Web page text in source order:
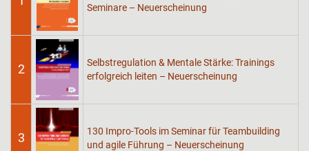
Seminare – Neuerscheinung
2
Selbstregulation & Mentale Stärke: Trainings
erfolgreich leiten – Neuerscheinung
3
130 Impro-Tools im Seminar für Teambuilding
und agile Führung – Neuerscheinung